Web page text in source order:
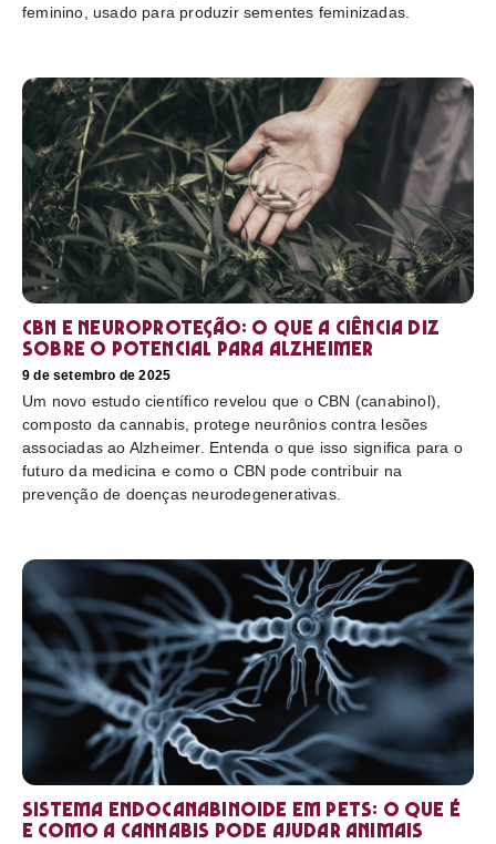
feminino, usado para produzir sementes feminizadas.
CBN e neuroproteção: o que a ciência diz
sobre o potencial para Alzheimer
9 de setembro de 2025
Um novo estudo científico revelou que o CBN (canabinol),
composto da cannabis, protege neurônios contra lesões
associadas ao Alzheimer. Entenda o que isso significa para o
futuro da medicina e como o CBN pode contribuir na
prevenção de doenças neurodegenerativas.
Sistema endocanabinoide em pets: o que é
e como a cannabis pode ajudar animais